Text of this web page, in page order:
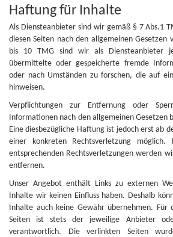
Haftung für Inhalte
Als Diensteanbieter sind wir gemäß § 7 Abs.1
diesen Seiten nach den allgemeinen
bis 10 TMG sind wir als Diensteanbieter
übermittelte oder gespeicherte fremde
oder nach Umständen zu forschen, die auf
hinweisen.
Verpflichtungen zur Entfernung oder
Informationen nach den allgemeinen Gesetzen
Eine diesbezügliche Haftung ist jedoch erst ab
einer konkreten Rechtsverletzung möglich.
entsprechenden Rechtsverletzungen werden
entfernen.
Unser Angebot enthält Links zu externen
Inhalte wir keinen Einfluss haben. Deshalb
Inhalte auch keine Gewähr übernehmen.
Seiten ist stets der jeweilige Anbieter
verantwortlich. Die verlinkten Seiten